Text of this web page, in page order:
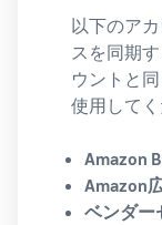
以下のア
スを同期
ウントと
使用してく
Amazon
Amazon
ベンダー